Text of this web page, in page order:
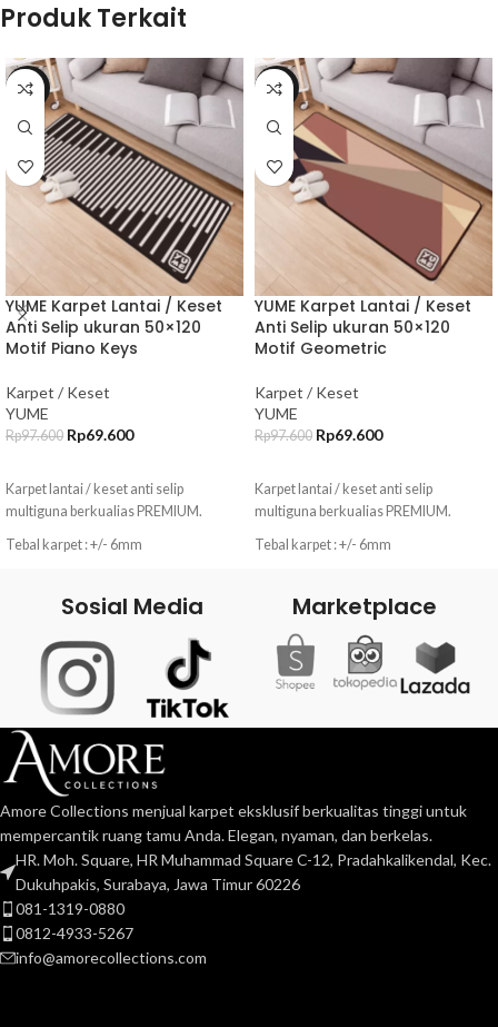
Produk Terkait
-29%
YUME Karpet Lantai / Keset
Anti Selip ukuran 50×120
Motif Piano Keys
Karpet / Keset
YUME
Rp97.600 Rp69.600
Karpet lantai / keset anti selip
multiguna berkualias PREMIUM.
Tebal karpet : +/- 6mm
Pemeliharaan : Cuci dengan tangan /
Vacum (gambar terlampir / tertempel
di produk)
FULL Digital Printing dengan teknologi
canggih menghasilkan warna cerah
dan tahan lama, awet, warna tidak
mudah luntur.
Lapisan bawah Gel Back Anti Selip
sehingga tidak licin dan tahan air
(Waterproof)
-29%
YUME Karpet Lantai / Keset
Anti Selip ukuran 50×120
Motif Geometric
Karpet / Keset
YUME
Rp97.600 Rp69.600
Karpet lantai / keset anti selip
multiguna berkualias PREMIUM.
Tebal karpet : +/- 6mm
Pemeliharaan : Cuci dengan tangan /
Vacum (gambar terlampir / tertempel
di produk)
FULL Digital Printing dengan teknologi
sehingga tidak licin dan tahan air
(Waterproof)
Sosial Media Marketplace
Amore Collections menjual karpet eksklusif berkualitas tinggi untuk
mempercantik ruang tamu Anda. Elegan, nyaman, dan berkelas.
HR. Moh. Square, HR Muhammad Square C-12, Pradahkalikendal, Kec.
Dukuhpakis, Surabaya, Jawa Timur 60226
081-1319-0880
0812-4933-5267
info@amorecollections.com